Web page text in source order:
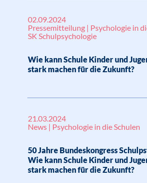
02.09.2024
Pressemitteilung | Psychologie in
SK Schulpsychologie
Wie kann Schule Kinder und
stark machen für die Zukunft?
21.03.2024
News | Psychologie in die Schulen
50 Jahre Bundeskongress
Wie kann Schule Kinder und
stark machen für die Zukunft?